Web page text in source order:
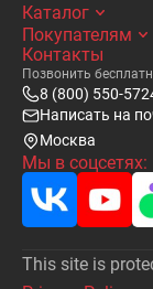
Каталог
Покупателям
Контакты
Позвонить
8 (800) 550-
Написать на
Москва
Мы в соцсетях:
This site is